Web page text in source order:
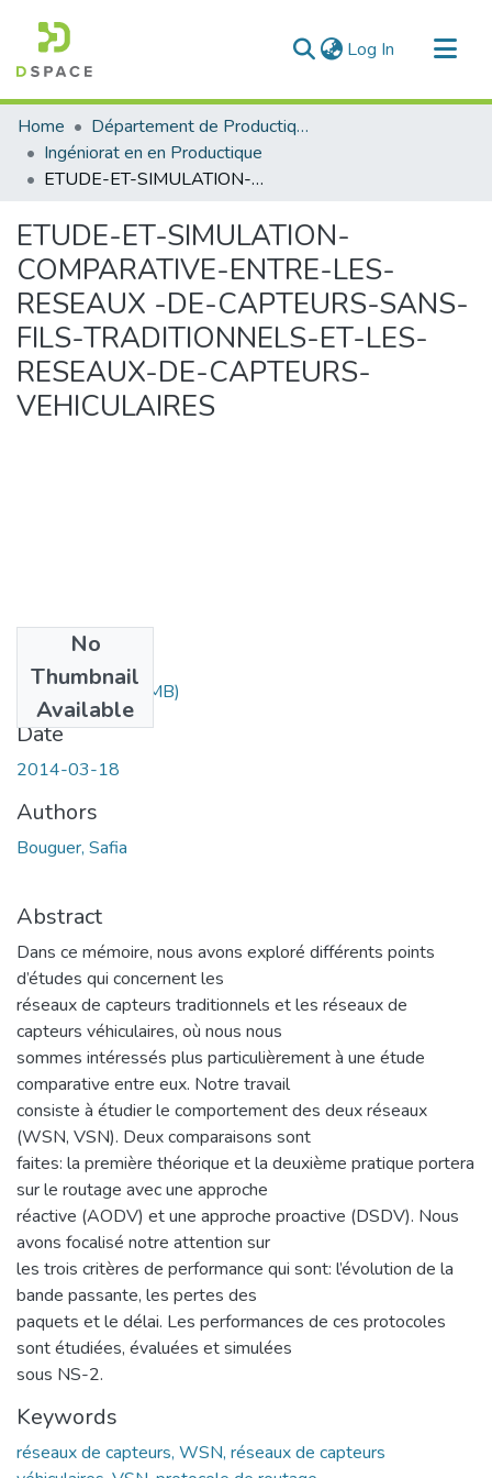
Log In (current)
Communities & Collections
All of DSpace
Statistics
Home
Département de Productique
Ingéniorat en en Productique
ETUDE-ET-SIMULATION-COMPARATIVE-ENTRE-LES-RESEAUX -DE-CAPTEURS-SANS-FILS-TRADITIONNELS-ET-LES-RESEAUX-DE-CAPTEURS-VEHICULAIRES
ETUDE-ET-SIMULATION-
COMPARATIVE-ENTRE-LES-
RESEAUX -DE-CAPTEURS-SANS-
FILS-TRADITIONNELS-ET-LES-
RESEAUX-DE-CAPTEURS-
VEHICULAIRES
No
Thumbnail
Available
SAFIA.pdf(2.66 MB)
Date
2014-03-18
Authors
Bouguer, Safia
Abstract
Dans ce mémoire, nous avons exploré différents points
d’études qui concernent les
réseaux de capteurs traditionnels et les réseaux de
capteurs véhiculaires, où nous nous
sommes intéressés plus particulièrement à une étude
comparative entre eux. Notre travail
consiste à étudier le comportement des deux réseaux
(WSN, VSN). Deux comparaisons sont
faites: la première théorique et la deuxième pratique portera
sur le routage avec une approche
réactive (AODV) et une approche proactive (DSDV). Nous
avons focalisé notre attention sur
les trois critères de performance qui sont: l’évolution de la
bande passante, les pertes des
paquets et le délai. Les performances de ces protocoles
sont étudiées, évaluées et simulées
sous NS-2.
Keywords
réseaux de capteurs, WSN, réseaux de capteurs